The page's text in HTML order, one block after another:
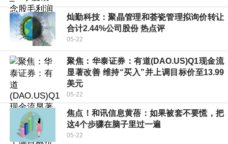
灿勤科技：聚晶管理和荟瓷管理拟询价转让
合计2.44%公司股份 热点评
05-22
聚焦：华泰证券：有道(DAO.US)Q1现金流
显著改善 维持“买入”并上调目标价至13.99
美元
05-22
焦点！和讯信息黄蓓：如果被套不要慌，把
这4个步骤在脑子里过一遍
05-22